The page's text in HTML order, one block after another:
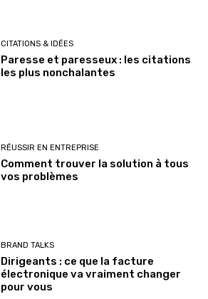
CITATIONS & IDÉES
Paresse et paresseux : les citations
les plus nonchalantes
RÉUSSIR EN ENTREPRISE
Comment trouver la solution à tous
vos problèmes
BRAND TALKS
Dirigeants : ce que la facture
électronique va vraiment changer
pour vous